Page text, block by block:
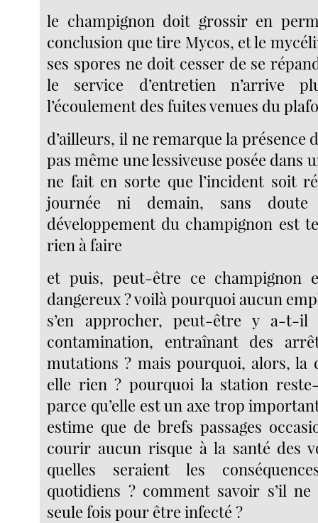
le champignon doit grossir en
conclusion que tire Mycos, et le
ses spores ne doit cesser de se
le service d’entretien n’arrive
l’écoulement des fuites venues du
d’ailleurs, il ne remarque la présence
pas même une lessiveuse posée dans
ne fait en sorte que l’incident soit
journée ni demain, sans
développement du champignon est
rien à faire
et puis, peut-être ce champignon
dangereux ? voilà pourquoi aucun
s’en approcher, peut-être y a-t-
contamination, entraînant des
mutations ? mais pourquoi, alors,
elle rien ? pourquoi la station
parce qu’elle est un axe trop
estime que de brefs passages
courir aucun risque à la santé des
quelles seraient les
quotidiens ? comment savoir s’il ne
seule fois pour être infecté ?